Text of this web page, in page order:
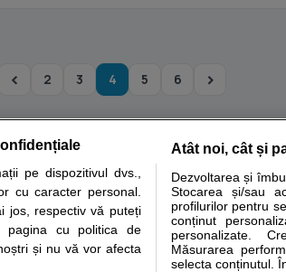
2 3 4 5 6
analize Specialitati medicale
alte informatii despre sanatate disponibile pe
analizelor medicale. Va sfatuim, ca pe langa
de programari la medic Clickmed.
pe dispozitivul dvs.,
cu caracter personal.
jos, respectiv vă puteți
pagina cu politica de
și nu vă vor afecta
Atât noi, cât și
Dezvoltarea și
Stocarea și/sau
profilurilor pentru
conținut
personalizate.
Măsurarea
selecta conținutul.